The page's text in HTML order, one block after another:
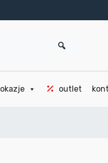
okazje outlet